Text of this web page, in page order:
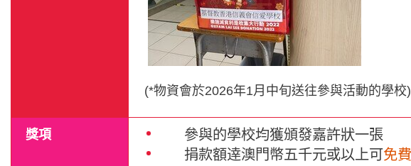
(*物資會於2026年1月 中旬送往參與活動的學校)
獎項
參與的學校均獲頒發嘉許狀一張
捐款額逹澳門幣五千元或以上可免